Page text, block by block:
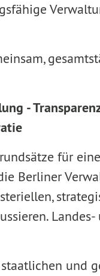
-
für
Berliner
und